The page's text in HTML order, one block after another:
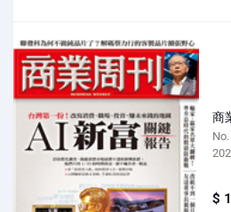
商
$